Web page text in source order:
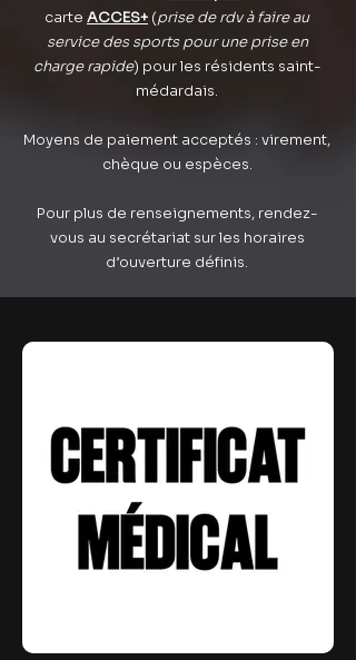
carte ACCES+ (prise de rdv à faire au
service des sports pour une prise en
charge rapide) pour les résidents saint-
médardais.
Moyens de paiement acceptés : virement,
chèque ou espèces.
Pour plus de renseignements, rendez-
vous au secrétariat sur les horaires
d’ouverture définis.